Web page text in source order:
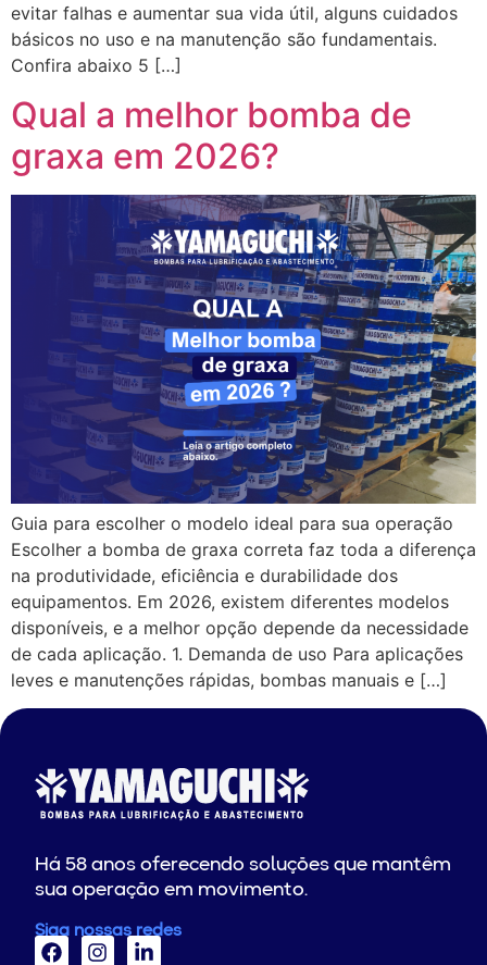
evitar falhas e aumentar sua vida útil, alguns cuidados
básicos no uso e na manutenção são fundamentais.
Confira abaixo 5 […]
Qual a melhor bomba de
graxa em 2026?
Guia para escolher o modelo ideal para sua operação
Escolher a bomba de graxa correta faz toda a diferença
na produtividade, eficiência e durabilidade dos
equipamentos. Em 2026, existem diferentes modelos
disponíveis, e a melhor opção depende da necessidade
de cada aplicação. 1. Demanda de uso Para aplicações
leves e manutenções rápidas, bombas manuais e […]
Há 58 anos oferecendo soluções que mantêm
sua operação em movimento.
Siga nossas redes